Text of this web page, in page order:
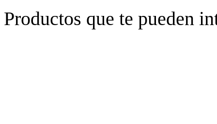
Productos que te pueden